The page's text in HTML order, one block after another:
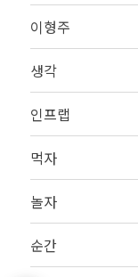
이형주
생각
인프랩
먹자
놀자
순간